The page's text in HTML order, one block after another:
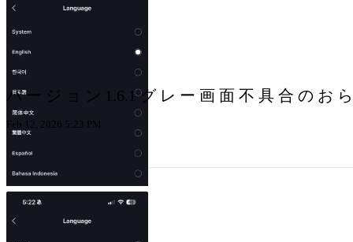
バ ー ジ ョ ン 1.6.1 グ レ ー 画 面 不 具 合 の お
Feb 12, 2026 5:23 PM